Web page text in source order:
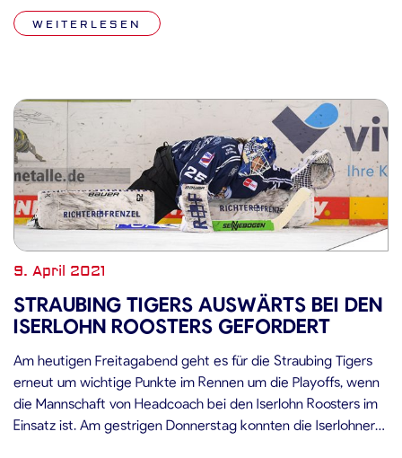
Kasten zum ersten Mal geschlagen: Kael Mouillierat vollendete
eine sehenswerte Kombination über Marcel […]
WEITERLESEN
9. April 2021
STRAUBING TIGERS AUSWÄRTS BEI DEN
ISERLOHN ROOSTERS GEFORDERT
Am heutigen Freitagabend geht es für die Straubing Tigers
erneut um wichtige Punkte im Rennen um die Playoffs, wenn
die Mannschaft von Headcoach bei den Iserlohn Roosters im
Einsatz ist. Am gestrigen Donnerstag konnten die Iserlohner